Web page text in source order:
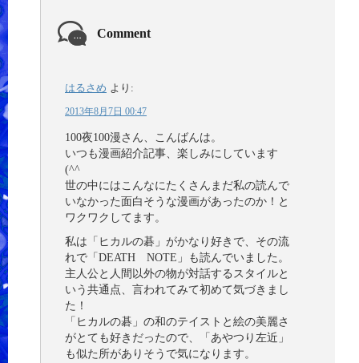
Comment
はるさめ より:
2013年8月7日 00:47
100夜100漫さん、こんばんは。
いつも漫画紹介記事、楽しみにしています
(^^ゞ
世の中にはこんなにたくさんまだ私の読んで
いなかった面白そうな漫画があったのか！と
ワクワクしてます。
私は「ヒカルの碁」がかなり好きで、その流
れで「DEATH NOTE」も読んでいました。
主人公と人間以外の物が対話するスタイルと
いう共通点、言われてみて初めて気づきまし
た！
「ヒカルの碁」の和のテイストと絵の美麗さ
がとても好きだったので、「あやつり左近」
も似た所がありそうで気になります。